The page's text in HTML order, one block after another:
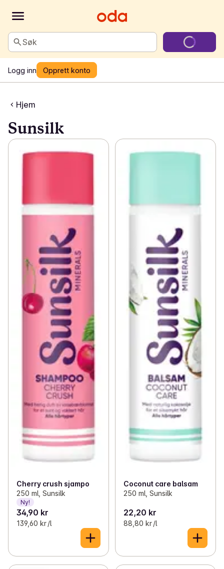
Søk
Logg inn Opprett konto
Hjem
Sunsilk
Cherry crush sjampo
250 ml, Sunsilk
Ny!
34,90 kr
139,60 kr /l
Coconut care balsam
250 ml, Sunsilk
22,20 kr
88,80 kr /l